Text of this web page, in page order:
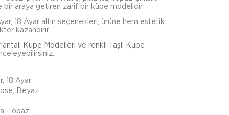
bir araya getiren zarif bir küpe modelidir.
18 Ayar altın seçenekleri, ürüne hem estetik
kazandırır.
Küpe Modelleri ve renkli Taşlı Küpe
18 Ayar
Beyaz
Topaz